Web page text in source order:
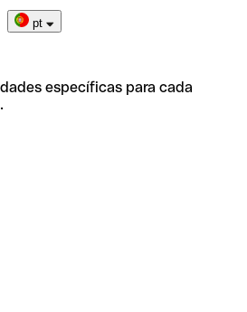
pt
específicas para cada